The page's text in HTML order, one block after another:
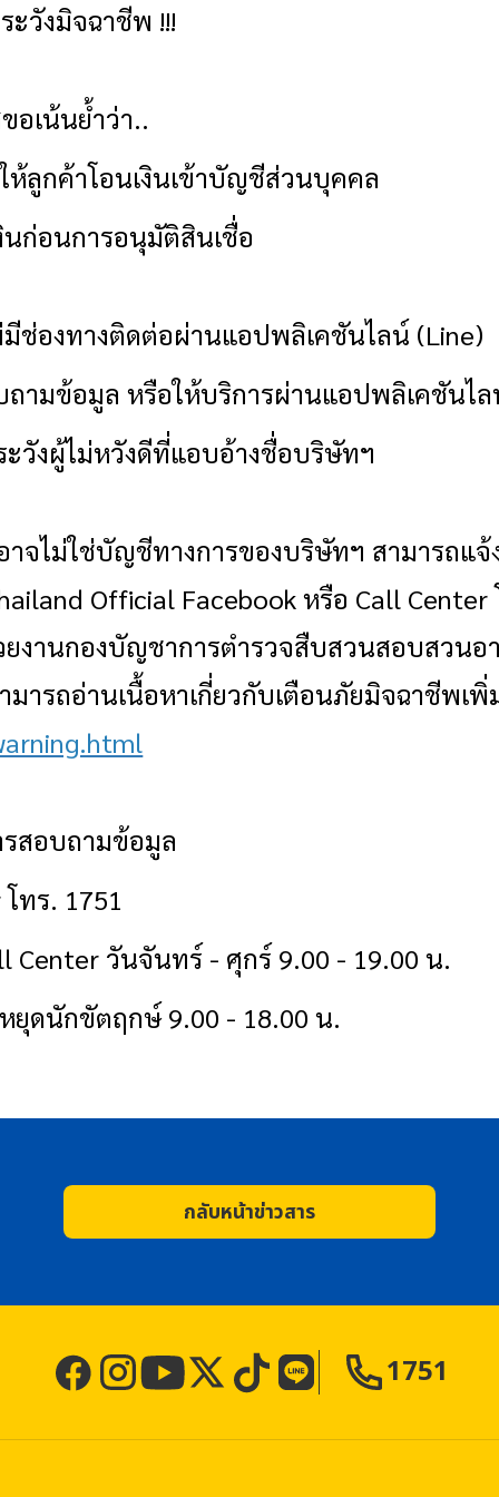
ะวังมิจฉาชีพ !!!
ขอเน้นย้ำว่า..
ห้ลูกค้าโอนเงินเข้าบัญชีส่วนบุคคล
นก่อนการอนุมัติสินเชื่อ
ช่องทางติดต่อผ่านแอปพลิเคชันไลน์ (Line)
ามข้อมูล หรือให้บริการผ่านแอปพลิเคชันไ
วังผู้ไม่หวังดีที่แอบอ้างชื่อบริษัทฯ
จไม่ใช่บัญชีทางการของบริษัทฯ สามารถแ
Official Facebookหรือ Call Center
ยงานกองบัญชาการตำรวจสืบสวนสอบสวน
มารถอ่านเนื้อหาเกี่ยวกับเตือนภัยมิจฉาชีพเ
สอบถามข้อมูล
โทร. 1751
Center วันจันทร์ - ศุกร์ 9.00 - 19.00 น.
ยุดนักขัตฤกษ์ 9.00 - 18.00 น.
กลับหน้าข่าวสาร
1751